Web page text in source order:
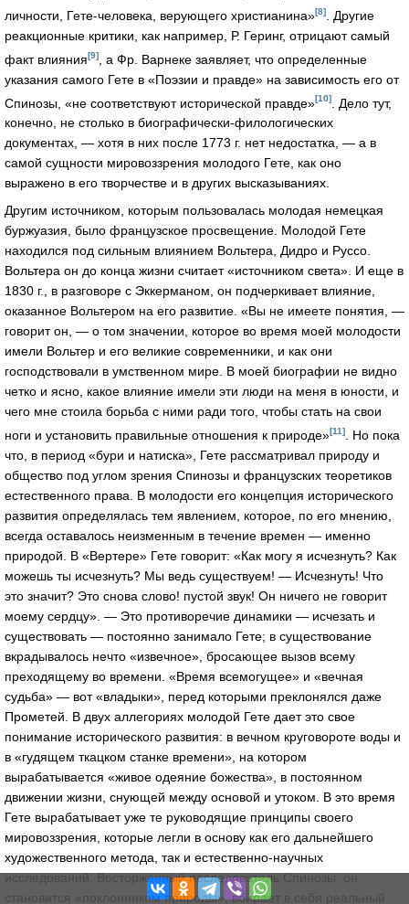
личности, Гете-человека, верующего христианина»[8]
. Другие
реакционные критики, как например, Р. Геринг, отрицают самый
факт влияния[9]
, а Фр. Варнеке заявляет, что определенные
указания самого Гете в «Поэзии и правде» на зависимость его от
Спинозы, «не соответствуют исторической правде»[10]
. Дело тут,
конечно, не столько в биографически-филологических
документах, — хотя в них после 1773 г. нет недостатка, — а в
самой сущности мировоззрения молодого Гете, как оно
выражено в его творчестве и в других высказываниях.
Другим источником, которым пользовалась молодая немецкая
буржуазия, было французское просвещение. Молодой Гете
находился под сильным влиянием Вольтера, Дидро и Руссо.
Вольтера он до конца жизни считает «источником света». И еще в
1830 г., в разговоре с Эккерманом, он подчеркивает влияние,
оказанное Вольтером на его развитие. «Вы не имеете понятия, —
говорит он, — о том значении, которое во время моей молодости
имели Вольтер и его великие современники, и как они
господствовали в умственном мире. В моей биографии не видно
четко и ясно, какое влияние имели эти люди на меня в юности, и
чего мне стоила борьба с ними ради того, чтобы стать на свои
ноги и установить правильные отношения к природе»[11]
. Но пока
что, в период «бури и натиска», Гете рассматривал природу и
общество под углом зрения Спинозы и французских теоретиков
естественного права. В молодости его концепция исторического
развития определялась тем явлением, которое, по его мнению,
всегда оставалось неизменным в течение времен — именно
природой. В «Вертере» Гете говорит: «Как могу я исчезнуть? Как
можешь ты исчезнуть? Мы ведь существуем! — Исчезнуть! Что
это значит? Это снова слово! пустой звук! Он ничего не говорит
моему сердцу». — Это противоречие динамики — исчезать и
существовать — постоянно занимало Гете; в существование
вкрадывалось нечто «извечное», бросающее вызов всему
преходящему во времени. «Время всемогущее» и «вечная
судьба» — вот «владыки», перед которыми преклонялся даже
Прометей. В двух аллегориях молодой Гете дает это свое
понимание исторического развития: в вечном круговороте воды и
в «гудящем ткацком станке времени», на котором
вырабатывается «живое одеяние божества», в постоянном
движении жизни, снующей между основой и утоком. В это время
Гете вырабатывает уже те руководящие принципы своего
мировоззрения, которые легли в основу как его дальнейшего
художественного метода, так и естественно-научных
исследований. Восторженный последователь Спинозы, он
становится «поклонником природы», вбирает в себя реальный